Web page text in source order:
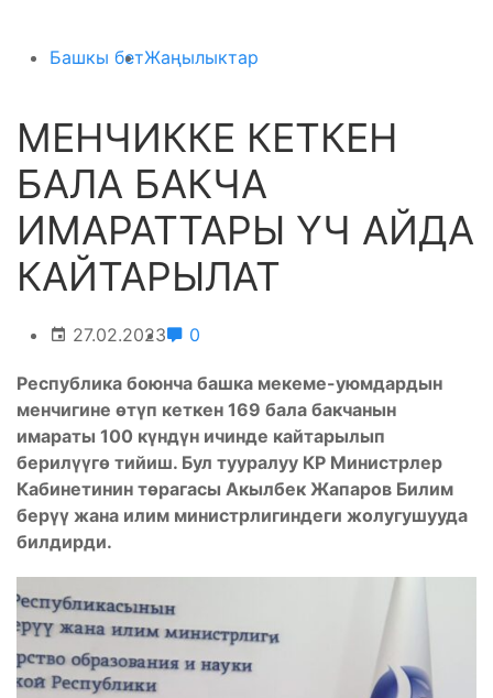
Башкы бетЖаңылыктар
МЕНЧИККЕ КЕТКЕН
БАЛА БАКЧА
ИМАРАТТАРЫ ҮЧ АЙДА
КАЙТАРЫЛАТ
27.02.2023 0
Республика боюнча башка мекеме-уюмдардын
менчигине өтүп кеткен 169 бала бакчанын
имараты 100 күндүн ичинде кайтарылып
берилүүгө тийиш. Бул тууралуу КР Министрлер
Кабинетинин төрагасы Акылбек Жапаров Билим
берүү жана илим министрлигиндеги жолугушууда
билдирди.